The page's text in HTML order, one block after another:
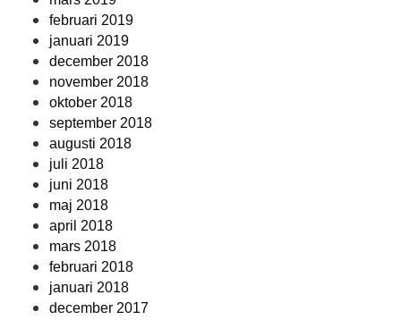
februari 2019
januari 2019
december 2018
november 2018
oktober 2018
september 2018
augusti 2018
juli 2018
juni 2018
maj 2018
april 2018
mars 2018
februari 2018
januari 2018
december 2017